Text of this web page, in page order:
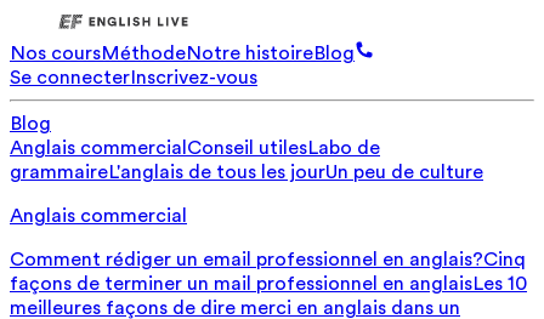
Nos coursMéthodeNotre histoireBlog
Se connecterInscrivez-vous
Blog
Anglais commercial Conseil utilesLabo de
grammaireL'anglais de tous les jourUn peu de culture
Anglais commercial
Comment rédiger un email professionnel en anglais?Cinq
façons de terminer un mail professionnel en anglaisLes 10
meilleures façons de dire merci en anglais dans un